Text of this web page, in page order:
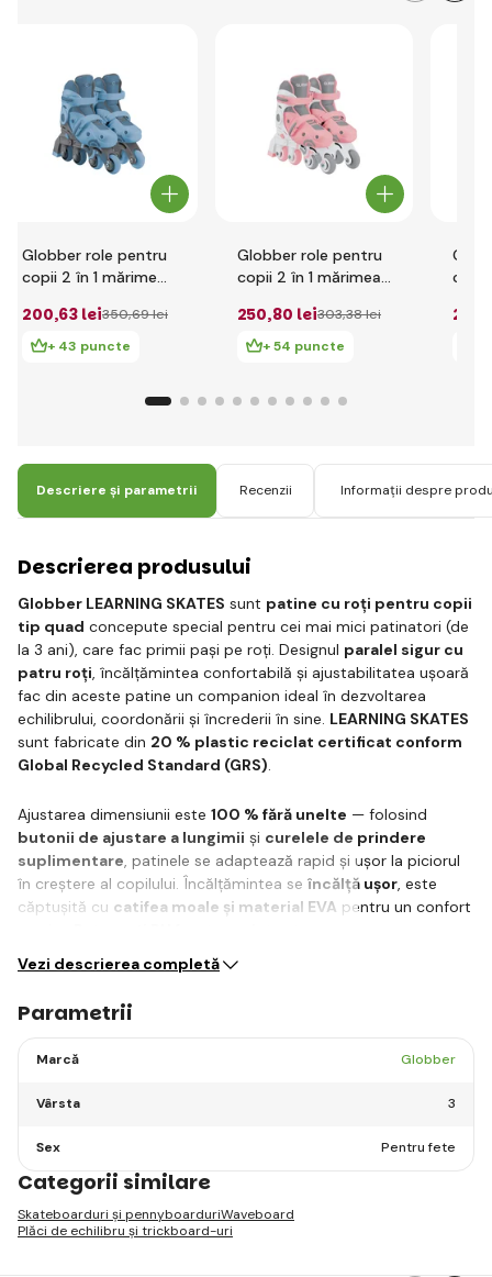
Globber role pentru
copii 2 în 1 mărime
Ash Blue
200,63 lei350,69 lei
+ 43 puncte
Globber role pentru
copii 2 în 1 mărimea
White
250,80 lei303,38 lei
+ 54 puncte
copii
Ash
200
Descriere și parametrii Recenzii Informații despre
Descrierea produsului
Globber LEARNING SKATES sunt patine cu roți pentru copii
tip quad concepute special pentru cei mai mici patinatori (de
la 3 ani), care fac primii pași pe roți. Designul paralel sigur cu
patru roți, încălțămintea confortabilă și ajustabilitatea ușoară
fac din aceste patine un companion ideal în dezvoltarea
echilibrului, coordonării și încrederii în sine. LEARNING SKATES
sunt fabricate din 20 % plastic reciclat certificat conform
Global Recycled Standard (GRS).
Ajustarea dimensiunii este 100 % fără unelte — folosind
butonii de ajustare a lungimii și curelele de prindere
suplimentare, patinele se adaptează rapid și ușor la piciorul
în creștere al copilului. Încălțămintea se încălță ușor, este
căptușită cu catifea moale și material EVA pentru un confort
Vezi descrierea completă
Parametrii
Marcă Globber
Vârsta 3
Sex Pentru fete
Categorii similare
Skateboarduri și pennyboarduriWaveboard
Plăci de echilibru și trickboard-uri